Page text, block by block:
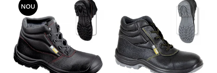
Telemetre
Termometre
Scule electrice
Accesorii auto
Accesorii scule electrice
NOU